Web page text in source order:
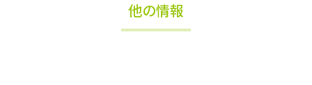
他の情報